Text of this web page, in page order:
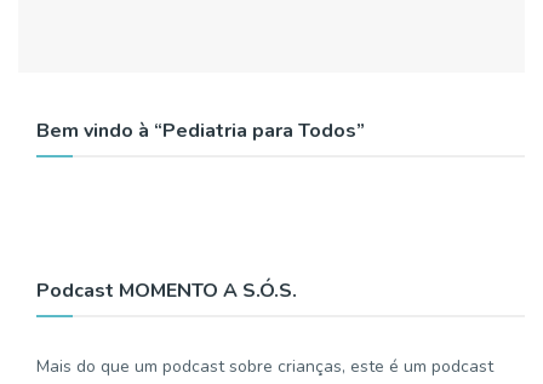
Bem vindo à “Pediatria para Todos”
Podcast MOMENTO A S.Ó.S.
Mais do que um podcast sobre crianças, este é um podcast